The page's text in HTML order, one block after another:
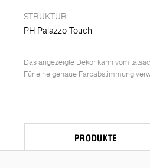
STRUKTUR
PH Palazzo Touch
Das angezeigte Dekor kann vom
Für eine genaue Farbabstimmung
PRODUKTE